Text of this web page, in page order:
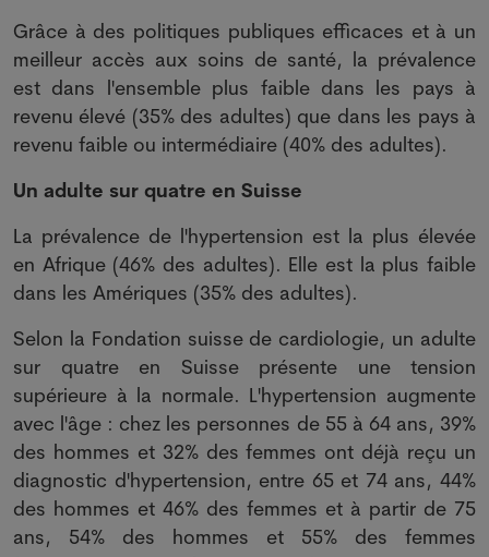
Grâce à des politiques publiques efficaces et à un
meilleur accès aux soins de santé, la prévalence
est dans l'ensemble plus faible dans les pays à
revenu élevé (35% des adultes) que dans les pays à
revenu faible ou intermédiaire (40% des adultes).
Un adulte sur quatre en Suisse
La prévalence de l'hypertension est la plus élevée
en Afrique (46% des adultes). Elle est la plus faible
dans les Amériques (35% des adultes).
Selon la Fondation suisse de cardiologie, un adulte
sur quatre en Suisse présente une tension
supérieure à la normale. L'hypertension augmente
avec l'âge : chez les personnes de 55 à 64 ans, 39%
des hommes et 32% des femmes ont déjà reçu un
diagnostic d'hypertension, entre 65 et 74 ans, 44%
des hommes et 46% des femmes et à partir de 75
ans, 54% des hommes et 55% des femmes